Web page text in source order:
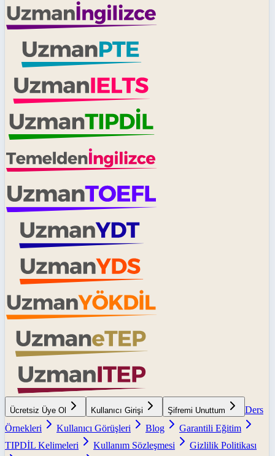
Ücretsiz Üye Ol Kullanıcı Girişi Şifremi Unuttum
Ders
Örnekleri
Kullanıcı Görüşleri Blog
Garantili Eğitim
TIPDİL Kelimeleri
Kullanım Sözleşmesi
Gizlilik Politikası